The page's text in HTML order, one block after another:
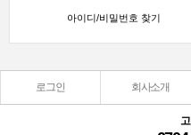
아이디/비밀번호 찾기
로그인 회사소개